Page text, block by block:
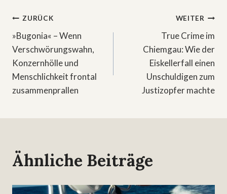
Beitragsnavigation
ZURÜCK
»Bugonia« – Wenn
Verschwörungswahn,
Konzernhölle und
Menschlichkeit frontal
zusammenprallen
WEITER
True Crime im
Chiemgau: Wie der
Eiskellerfall einen
Unschuldigen zum
Justizopfer machte
Ähnliche Beiträge